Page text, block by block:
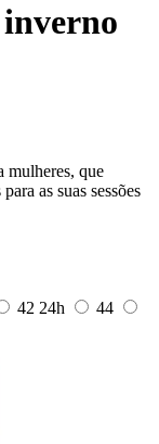
mulheres, que
as suas sessões
42 24h
44